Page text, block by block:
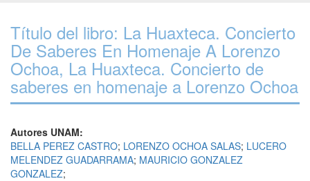
Título del libro: La Huaxteca. Concierto
De Saberes En Homenaje A Lorenzo
Ochoa, La Huaxteca. Concierto de
saberes en homenaje a Lorenzo Ochoa
Autores UNAM:
BELLA PEREZ CASTRO; LORENZO OCHOA SALAS; LUCERO
MELENDEZ GUADARRAMA; MAURICIO GONZALEZ
GONZALEZ;